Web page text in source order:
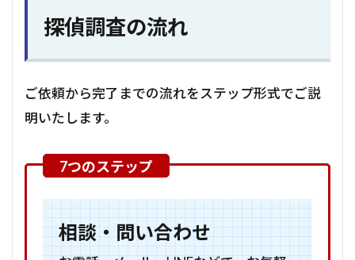
探偵調査の流れ
ご依頼から完了までの流れをステップ形式でご説
明いたします。
相談・問い合わせ